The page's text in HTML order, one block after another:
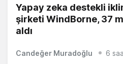
Yapay zeka destekli
şirketi WindBorne, 37
aldı
Candeğer Muradoğlu 6